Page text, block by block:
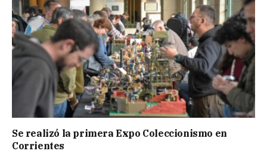
Se realizó la primera Expo Coleccionismo en
Corrientes